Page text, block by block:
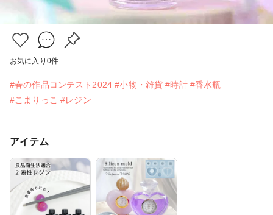
お気に入り 0件
#春の作品コンテスト2024 #小物・雑貨 #時計 #香水瓶
#こまりっこ #レジン
アイテム